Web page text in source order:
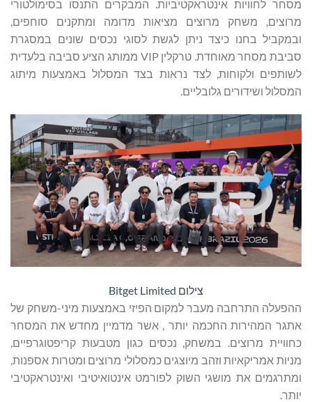
מסחר לחוויות אינטראקטיביות. המבקרים התנסו בסימולטורי
מרוצים, משחק מרוצים מציאות מדומה ומתקנים סוחפים,
ובמקביל בחנו כיצד ניתן לגשת לסוגי נכסים שונים במסגרת
סביבת מסחר מאוחדת. טרקלין VIP ממותג הציע סביבה בלעדית
לשותפים ולקוחות, לצד נראות בצד המסלול באמצעות מיתוג
המסלול ושידורים גלובליים.
צילום Bitget Limited
ההפעלה התרחבה מעבר למקום הפיזי באמצעות מיני-משחק של
אתגר המהירות החכמה יותר , אשר מדמיין מחדש את המסחר
כחוויית מרוצים. במשחק, נכסים כגון מטבעות קריפטוגרפיים,
מניות אמריקאיות וזהב מיוצגים כמסלולי מרוצים ומטרות אספנות,
ומתרגמים את מושגי השוק לפורמט אינטואיטיבי ואינטראקטיבי
יותר.